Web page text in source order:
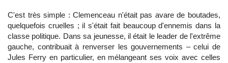
C'est très simple : Clemenceau n'était pas avare de boutades,
quelquefois cruelles ; il s'était fait beaucoup d'ennemis dans la
classe politique. Dans sa jeunesse, il était le leader de l'extrême
gauche, contribuait à renverser les gouvernements – celui de
Jules Ferry en particulier, en mélangeant ses voix avec celles